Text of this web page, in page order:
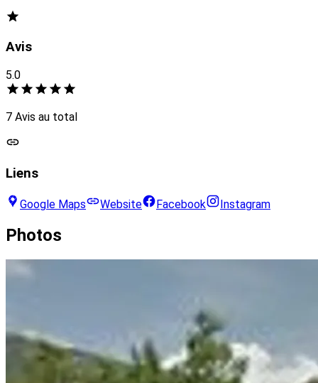
Avis
5.0
7 Avis au total
Liens
Google Maps Website Facebook Instagram
Photos